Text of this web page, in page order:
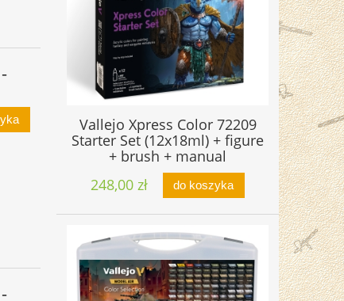
Vallejo Xpress Color 72209
Starter Set (12x18ml) + figure
+ brush + manual
248,00 zł
do koszyka